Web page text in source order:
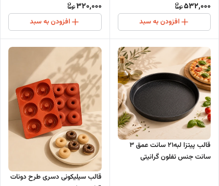
532,000
افزودن به سبد
320,000
افزودن به سبد
قالب پیتزا لبه21 سانت عمق 3
سانت جنس تفلون گرانیتی
قالب سیلیکونی دسری طرح دونات